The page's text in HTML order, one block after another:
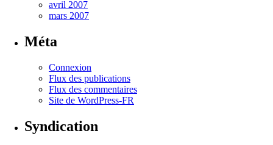
avril 2007
mars 2007
Méta
Connexion
Flux des publications
Flux des commentaires
Site de WordPress-FR
Syndication